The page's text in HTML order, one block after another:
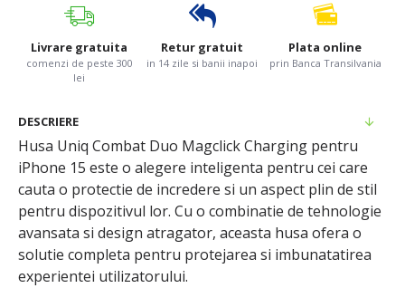
Livrare gratuita
comenzi de peste 300
lei
Retur gratuit
in 14 zile si banii inapoi
Plata online
prin Banca Transilvania
DESCRIERE
Husa Uniq Combat Duo Magclick Charging pentru
iPhone 15 este o alegere inteligenta pentru cei care
cauta o protectie de incredere si un aspect plin de stil
pentru dispozitivul lor. Cu o combinatie de tehnologie
avansata si design atragator, aceasta husa ofera o
solutie completa pentru protejarea si imbunatatirea
experientei utilizatorului.